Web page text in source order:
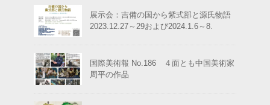
展示会：吉備の国から紫式部と源氏物語
2023.12.27～29および2024.1.6～8.
国際美術報 No.186 ４面とも中国美術家
周平の作品